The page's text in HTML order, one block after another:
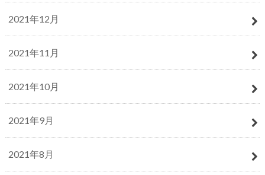
2021年12月
2021年11月
2021年10月
2021年9月
2021年8月